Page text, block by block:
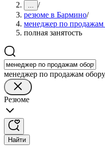
... /
резюме в Бармино/
менеджер по продажам
полная занятость
менеджер по продажам
Резюме
Найти